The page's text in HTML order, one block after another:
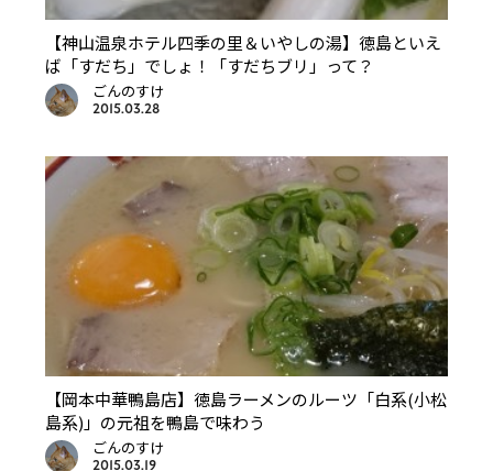
【神山温泉ホテル四季の里＆いやしの湯】徳島といえ
ば「すだち」でしょ！「すだちブリ」って？
ごんのすけ
2015.03.28
【岡本中華鴨島店】徳島ラーメンのルーツ「白系(小松
島系)」の元祖を鴨島で味わう
ごんのすけ
2015.03.19